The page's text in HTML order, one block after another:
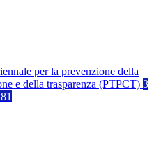
per la prevenzione della
e della trasparenza (PTPCT) 3